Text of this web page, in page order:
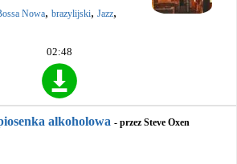
Nowa, brazylijski, Jazz,
02:48
alkoholowa - przez Steve Oxen